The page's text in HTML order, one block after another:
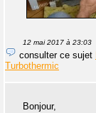
12 mai 2017 à 23:03
consulter ce sujet
Turbothermic
Bonjour,